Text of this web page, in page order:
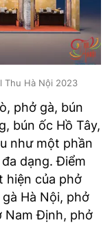
Thu Hà Nội 2023
phở gà, bún
bún ốc Hồ Tây,
như một phần
dạng. Điểm
hiện của phở
Hà Nội, phở
Nam Định, phở